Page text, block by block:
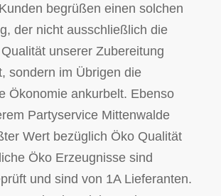
begrüßen einen solchen
der nicht ausschließlich die
unserer Zubereitung
sondern im Übrigen die
Ökonomie ankurbelt. Ebenso
Partyservice Mittenwalde
Wert bezüglich Öko Qualität
Öko Erzeugnisse sind
und sind von 1A Lieferanten.